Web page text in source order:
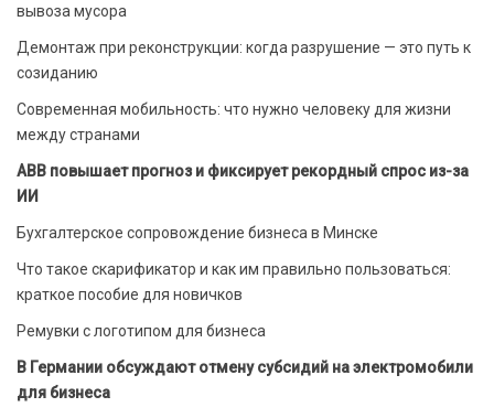
вывоза мусора
Демонтаж при реконструкции: когда разрушение — это путь к
созиданию
Современная мобильность: что нужно человеку для жизни
между странами
ABB повышает прогноз и фиксирует рекордный спрос из-за
ИИ
Бухгалтерское сопровождение бизнеса в Минске
Что такое скарификатор и как им правильно пользоваться:
краткое пособие для новичков
Ремувки с логотипом для бизнеса
В Германии обсуждают отмену субсидий на электромобили
для бизнеса